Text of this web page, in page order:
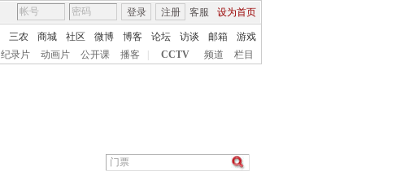
客服 设为首页
登录 注册
三农 商城 社区 微博 博客 论坛 访谈 邮箱
游戏
纪录片 动画片 公开课 播客 CCTV 频道 栏目